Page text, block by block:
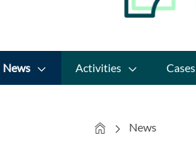
News Activities Cases
HomeNews